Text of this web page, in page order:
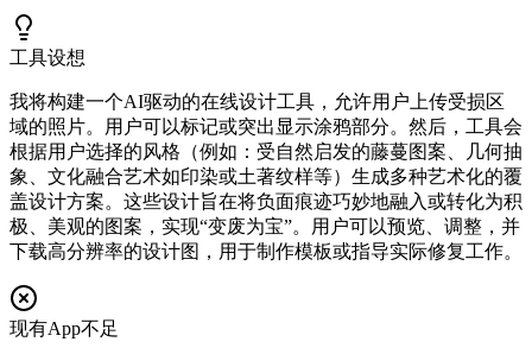
工具设想
我将构建一个AI驱动的在线设计工具，允许用户上传受损区
域的照片。用户可以标记或突出显示涂鸦部分。然后，工具会
根据用户选择的风格（例如：受自然启发的藤蔓图案、几何抽
象、文化融合艺术如印染或土著纹样等）生成多种艺术化的覆
盖设计方案。这些设计旨在将负面痕迹巧妙地融入或转化为积
极、美观的图案，实现“变废为宝”。用户可以预览、调整，并
下载高分辨率的设计图，用于制作模板或指导实际修复工作。
现有App不足